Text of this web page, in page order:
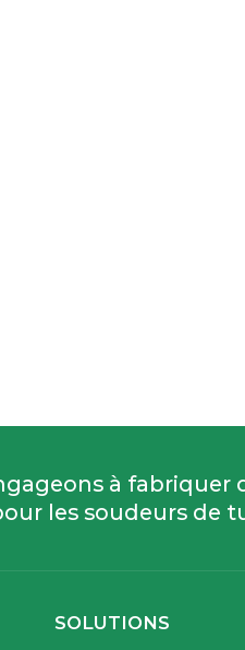
à fabriquer
les soudeurs de
SOLUTIONS